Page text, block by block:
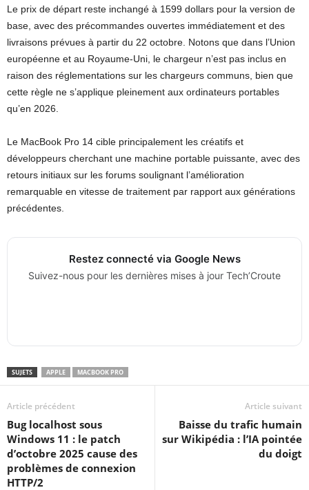
Le prix de départ reste inchangé à 1599 dollars pour la version de
base, avec des précommandes ouvertes immédiatement et des
livraisons prévues à partir du 22 octobre. Notons que dans l’Union
européenne et au Royaume-Uni, le chargeur n’est pas inclus en
raison des réglementations sur les chargeurs communs, bien que
cette règle ne s’applique pleinement aux ordinateurs portables
qu’en 2026.
Le MacBook Pro 14 cible principalement les créatifs et
développeurs cherchant une machine portable puissante, avec des
retours initiaux sur les forums soulignant l’amélioration
remarquable en vitesse de traitement par rapport aux générations
précédentes.
Restez connecté via Google News
Suivez-nous pour les dernières mises à jour Tech’Croute
SUJETS APPLE MACBOOK PRO
Article précédent
Bug localhost sous
Windows 11 : le patch
d’octobre 2025 cause des
problèmes de connexion
HTTP/2
Article suivant
Baisse du trafic humain
sur Wikipédia : l’IA pointée
du doigt